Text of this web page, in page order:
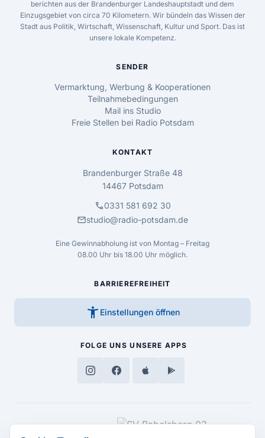
berichten aus der Brandenburger Landeshauptstadt und dem
Einzugsgebiet von circa 70 Kilometern. Wir bündeln das Wissen der
Stadt aus Politik, Wirtschaft, Wissenschaft, Kultur und Sport. Das ist
unsere lokale Kompetenz.
SENDER
Vermarktung, Werbung & Kooperationen
Teilnahmebedingungen
Mail ins Studio
Freie Stellen bei Radio Potsdam
KONTAKT
Brandenburger Straße 48
14467 Potsdam
call0331 581 692 30
mailstudio@radio-potsdam.de
Eine Gewinnabholung ist von Montag – Freitag
08.00 Uhr bis 18.00 Uhr möglich.
BARRIEREFREIHEIT
accessibility_new Einstellungen öffnen
FOLGE UNS UNSERE APPS
MEDIENPARTNER